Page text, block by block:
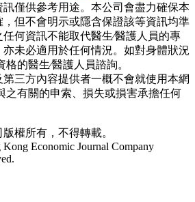
僅供參考用途。本公司會盡力確保本
但不會明示或隱含保證該等資訊均準
何資訊不能取代醫生∕醫護人員的專
未必適用於任何情況。如對身體狀況
的醫生∕醫護人員諮詢。
三方內容提供者一概不會就使用本網
之有關的申索、損失或損害承擔任何
權所有，不得轉載。
Economic Journal Company